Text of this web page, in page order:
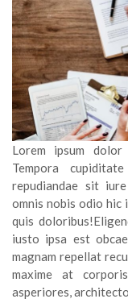
Lorem ipsum
Tempora
repudiandae sit
omnis nobis odio hic
quis
iusto ipsa est
magnam repellat
maxime at
asperiores,